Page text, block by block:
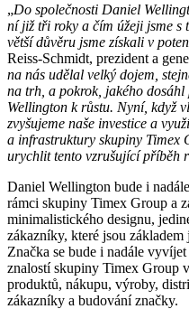
„Do společnosti Daniel
ní již tři roky a čím úžeji jsme s
větší důvěru jsme získali v
Reiss-Schmidt, prezident a
na nás udělal velký dojem,
na trh, a pokrok, jakého
Wellington k růstu. Nyní, když
zvyšujeme naše investice a
a infrastruktury skupiny Timex
urychlit tento vzrušující příběh
Daniel Wellington bude i
rámci skupiny Timex Group a
minimalistického designu,
zákazníky, které jsou
Značka se bude i nadále
znalostí skupiny Timex Group
produktů, nákupu, výroby,
zákazníky a budování značky.